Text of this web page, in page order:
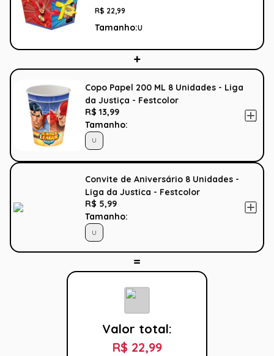
R$ 22,99
Tamanho:U
Copo Papel 200 ML 8 Unidades - Liga
da Justiça - Festcolor
R$ 13,99
Tamanho:
U
Convite de Aniversário 8 Unidades -
Liga da Justica - Festcolor
R$ 5,99
Tamanho:
U
Valor total:
R$ 22,99